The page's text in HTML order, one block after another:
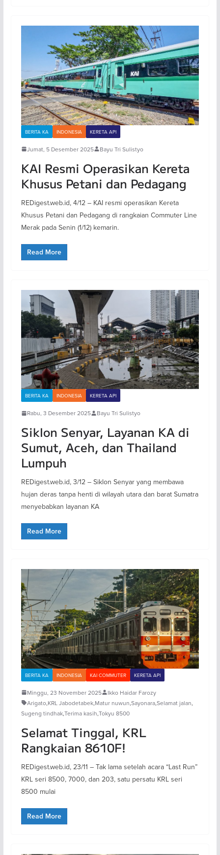
BERITA KA INDONESIA KERETA API
Jumat, 5 Desember 2025 Bayu Tri Sulistyo
KAI Resmi Operasikan Kereta
Khusus Petani dan Pedagang
REDigest.web.id, 4/12 – KAI resmi operasikan Kereta
Khusus Petani dan Pedagang di rangkaian Commuter Line
Merak pada Senin (1/12) kemarin.
Read More
BERITA KA INDONESIA KERETA API
Rabu, 3 Desember 2025 Bayu Tri Sulistyo
Siklon Senyar, Layanan KA di
Sumut, Aceh, dan Thailand
Lumpuh
REDigest.web.id, 3/12 – Siklon Senyar yang membawa
hujan deras tanpa henti di wilayah utara dan barat Sumatra
menyebabkan layanan KA
Read More
BERITA KA INDONESIA KAI COMMUTER KERETA API
Minggu, 23 November 2025
Ikko Haidar Farozy
Arigato,KRL Jabodetabek,Matur nuwun,Sayonara,Selamat jalan,
Sugeng tindhak,Terima kasih,Tokyu 8500
Selamat Tinggal, KRL
Rangkaian 8610F!
REDigest.web.id, 23/11 – Tak lama setelah acara “Last Run”
KRL seri 8500, 7000, dan 203, satu persatu KRL seri
8500 mulai
Read More